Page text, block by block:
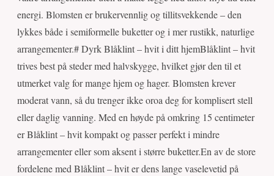
energi. Blomsten er brukervennlig og tillitsvekkende – den
lykkes både i semiformelle buketter og i mer rustikk, naturlige
arrangementer.# Dyrk Blåklint – hvit i ditt hjemBlåklint – hvit
trives best på steder med halvskygge, hvilket gjør den til et
utmerket valg for mange hjem og hager. Blomsten krever
moderat vann, så du trenger ikke oroa deg for komplisert stell
eller daglig vanning. Med en høyde på omkring 15 centimeter
er Blåklint – hvit kompakt og passer perfekt i mindre
arrangementer eller som aksent i større buketter.En av de store
fordelene med Blåklint – hvit er dens lange vaselevetid på